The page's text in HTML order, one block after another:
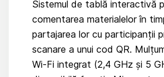
Sistemul de tablă interactivă
comentarea materialelor în
partajarea lor cu participanții
scanare a unui cod QR.
Wi-Fi integrat (2,4 GHz și 5